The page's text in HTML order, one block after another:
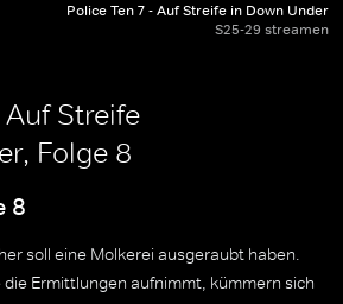
Police Ten 7 - Auf Streife in Down Under
S25-29 streamen
Auf Streife
Folge 8
8
soll eine Molkerei ausgeraubt haben.
Ermittlungen aufnimmt, kümmern sich